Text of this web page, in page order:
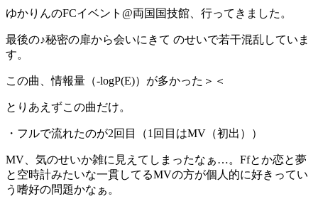
ゆかりんのFCイベント@両国国技館、行ってきました。
最後の♪秘密の扉から会いにきて のせいで若干混乱していま
す。
この曲、情報量（-logP(E)）が多かった＞＜
とりあえずこの曲だけ。
・フルで流れたのが2回目（1回目はMV（初出））
MV、気のせいか雑に見えてしまったなぁ…。Ffとか恋と夢
と空時計みたいな一貫してるMVの方が個人的に好きってい
う嗜好の問題かなぁ。